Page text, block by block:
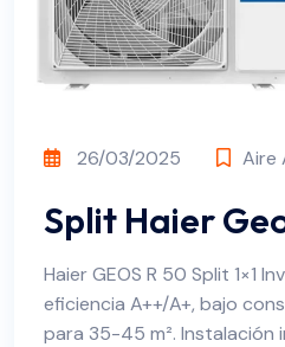
26/03/2025 Aire
Split Haier
Haier GEOS R 50 Split 1×1
eficiencia A++/A+, bajo
para 35-45 m². Instalación